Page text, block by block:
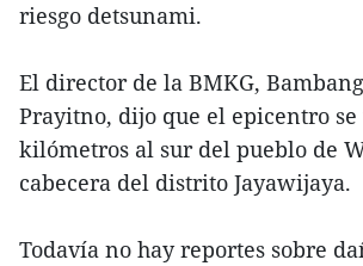
riesgo detsunami.
El director de la BMKG,
Prayitno, dijo que el epicentro se
kilómetros al sur del pueblo de
cabecera del distrito Jayawijaya.
Todavía no hay reportes sobre